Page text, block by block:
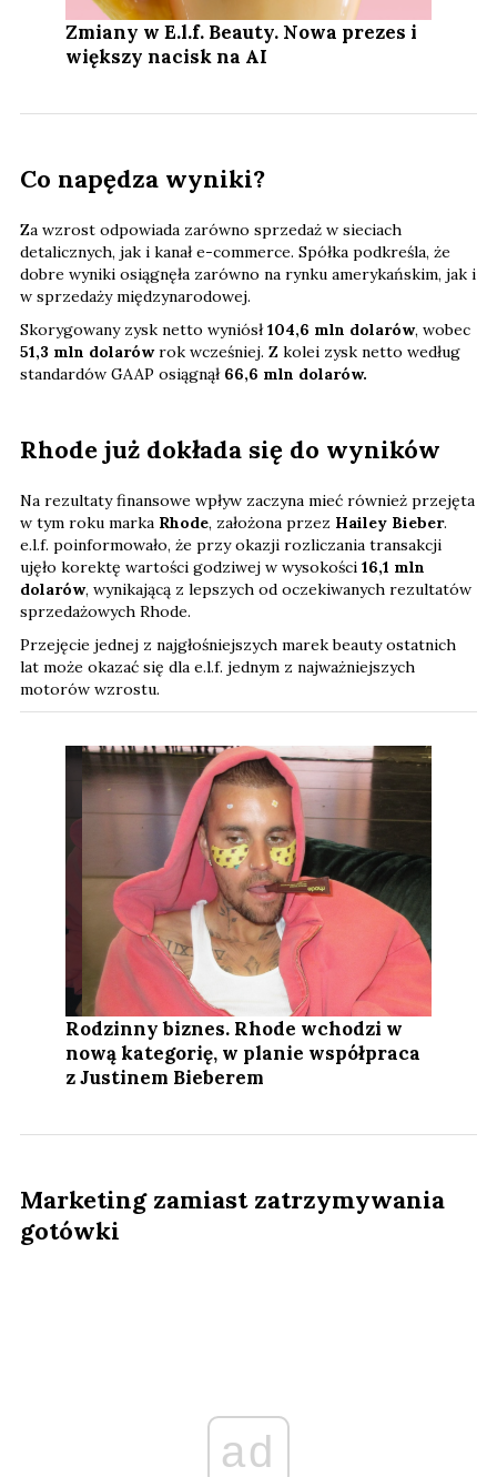
Zmiany w E.l.f. Beauty. Nowa prezes i
większy nacisk na AI
Co napędza wyniki?
Za wzrost odpowiada zarówno sprzedaż w sieciach
detalicznych, jak i kanał e-commerce. Spółka podkreśla, że
dobre wyniki osiągnęła zarówno na rynku amerykańskim, jak i
w sprzedaży międzynarodowej.
Skorygowany zysk netto wyniósł104,6 mln dolarów, wobec
51,3 mln dolarówrok wcześniej. Z kolei zysk netto według
standardów GAAP osiągnął 66,6 mln dolarów.
Rhode już dokłada się do wyników
Na rezultaty finansowe wpływ zaczyna mieć również przejęta
w tym roku marka Rhode, założona przez Hailey Bieber.
e.l.f. poinformowało, że przy okazji rozliczania transakcji
ujęło korektę wartości godziwej w wysokości 16,1 mln
dolarów, wynikającą z lepszych od oczekiwanych rezultatów
sprzedażowych Rhode.
Przejęcie jednej z najgłośniejszych marek beauty ostatnich
lat może okazać się dla e.l.f. jednym z najważniejszych
motorów wzrostu.
Rodzinny biznes. Rhode wchodzi w
nową kategorię, w planie współpraca
z Justinem Bieberem
Marketing zamiast zatrzymywania
gotówki
ad